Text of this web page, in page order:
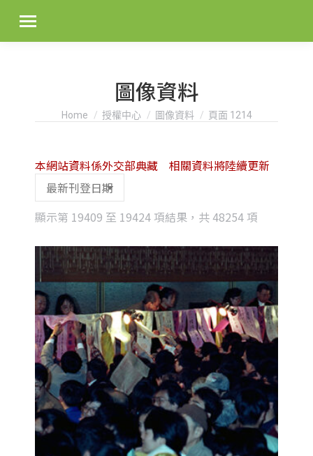
圖像資料
You are here:
Home 授權中心 圖像資料 頁面 1214
顯示第 19409 至 19424 項結果，共 48254 項
latest
本網站資料係外交部典藏 相關資料將陸續更新